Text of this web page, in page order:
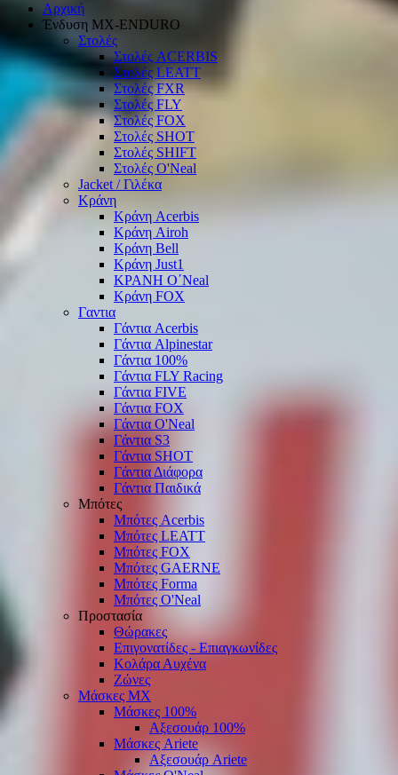
Αρχική
Ένδυση ΜΧ-ΕΝDURO
Στολές
Στολές ACERBIS
Στολές LEATT
Στολές FXR
Στολές FLY
Στολές FOX
Στολές SHOT
Στολές SHIFT
Στολές O'Neal
Jacket / Γιλέκα
Κράνη
Κράνη Acerbis
Κράνη Airoh
Κράνη Bell
Κράνη Just1
ΚΡΑΝΗ O΄Νeal
Κράνη FOX
Γαντια
Γάντια Acerbis
Γάντια Alpinestar
Γάντια 100%
Γάντια FLY Racing
Γάντια FIVE
Γάντια FOX
Γάντια O'Νeal
Γάντια S3
Γάντια SHOT
Γάντια Διάφορα
Γάντια Παιδικά
Μπότες
Μπότες Acerbis
Μπότες LEATT
Μπότες FOX
Μπότες GAERNE
Μπότες Forma
Μπότες O'Neal
Προστασία
Θώρακες
Επιγονατίδες - Επιαγκωνίδες
Κολάρα Αυχένα
Ζώνες
Μάσκες ΜΧ
Μάσκες 100%
Αξεσουάρ 100%
Μάσκες Ariete
Αξεσουάρ Ariete